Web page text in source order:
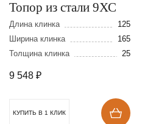
Топор из стали 9ХС
Длина клинка
125
Ширина клинка
165
Толщина клинка
25
9 548 ₽
КУПИТЬ В 1 КЛИК